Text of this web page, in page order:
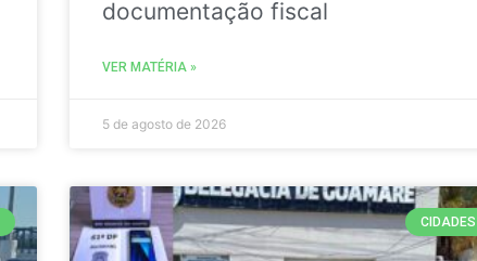
documentação fiscal
VER MATÉRIA »
5 de agosto de 2026
CIDADES